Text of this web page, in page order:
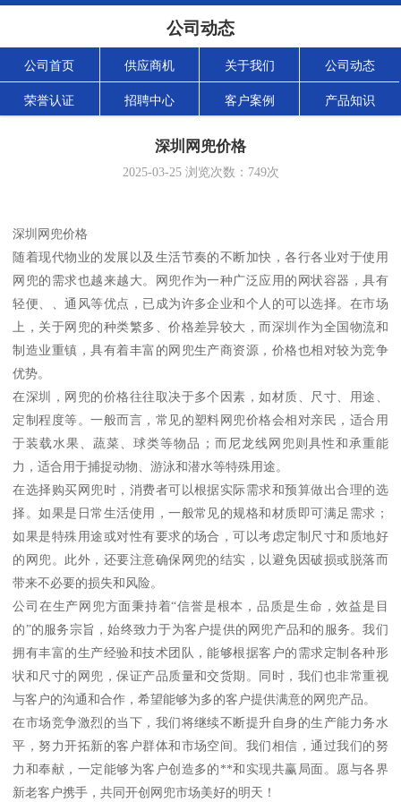
公司动态
公司首页 供应商机 关于我们 公司动态
荣誉认证 招聘中心 客户案例 产品知识
深圳网兜价格
2025-03-25浏览次数： 749次
深圳网兜价格
随着现代物业的发展以及生活节奏的不断加快，各行各业对于使用
网兜的需求也越来越大。网兜作为一种广泛应用的网状容器，具有
轻便、、通风等优点，已成为许多企业和个人的可以选择。在市场
上，关于网兜的种类繁多、价格差异较大，而深圳作为全国物流和
制造业重镇，具有着丰富的网兜生产商资源，价格也相对较为竞争
优势。
在深圳，网兜的价格往往取决于多个因素，如材质、尺寸、用途、
定制程度等。一般而言，常见的塑料网兜价格会相对亲民，适合用
于装载水果、蔬菜、球类等物品；而尼龙线网兜则具性和承重能
力，适合用于捕捉动物、游泳和潜水等特殊用途。
在选择购买网兜时，消费者可以根据实际需求和预算做出合理的选
择。如果是日常生活使用，一般常见的规格和材质即可满足需求；
如果是特殊用途或对性有要求的场合，可以考虑定制尺寸和质地好
的网兜。此外，还要注意确保网兜的结实，以避免因破损或脱落而
带来不必要的损失和风险。
公司在生产网兜方面秉持着“信誉是根本，品质是生命，效益是目
的”的服务宗旨，始终致力于为客户提供的网兜产品和的服务。我们
拥有丰富的生产经验和技术团队，能够根据客户的需求定制各种形
状和尺寸的网兜，保证产品质量和交货期。同时，我们也非常重视
与客户的沟通和合作，希望能够为多的客户提供满意的网兜产品。
在市场竞争激烈的当下，我们将继续不断提升自身的生产能力务水
平，努力开拓新的客户群体和市场空间。我们相信，通过我们的努
力和奉献，一定能够为客户创造多的**和实现共赢局面。愿与各界
新老客户携手，共同开创网兜市场美好的明天！